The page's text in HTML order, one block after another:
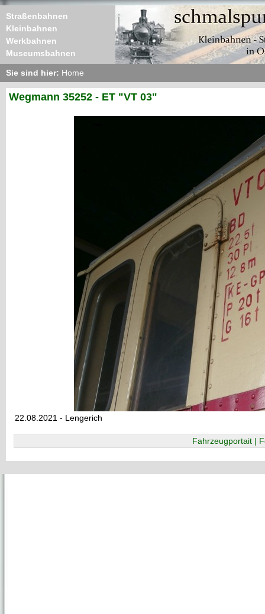
Straßenbahnen
Kleinbahnen
Werkbahnen
Museumsbahnen
Sie sind hier: Home
Wegmann 35252 - ET "VT 03"
22.08.2021 - Lengerich
Fahrzeugportait |